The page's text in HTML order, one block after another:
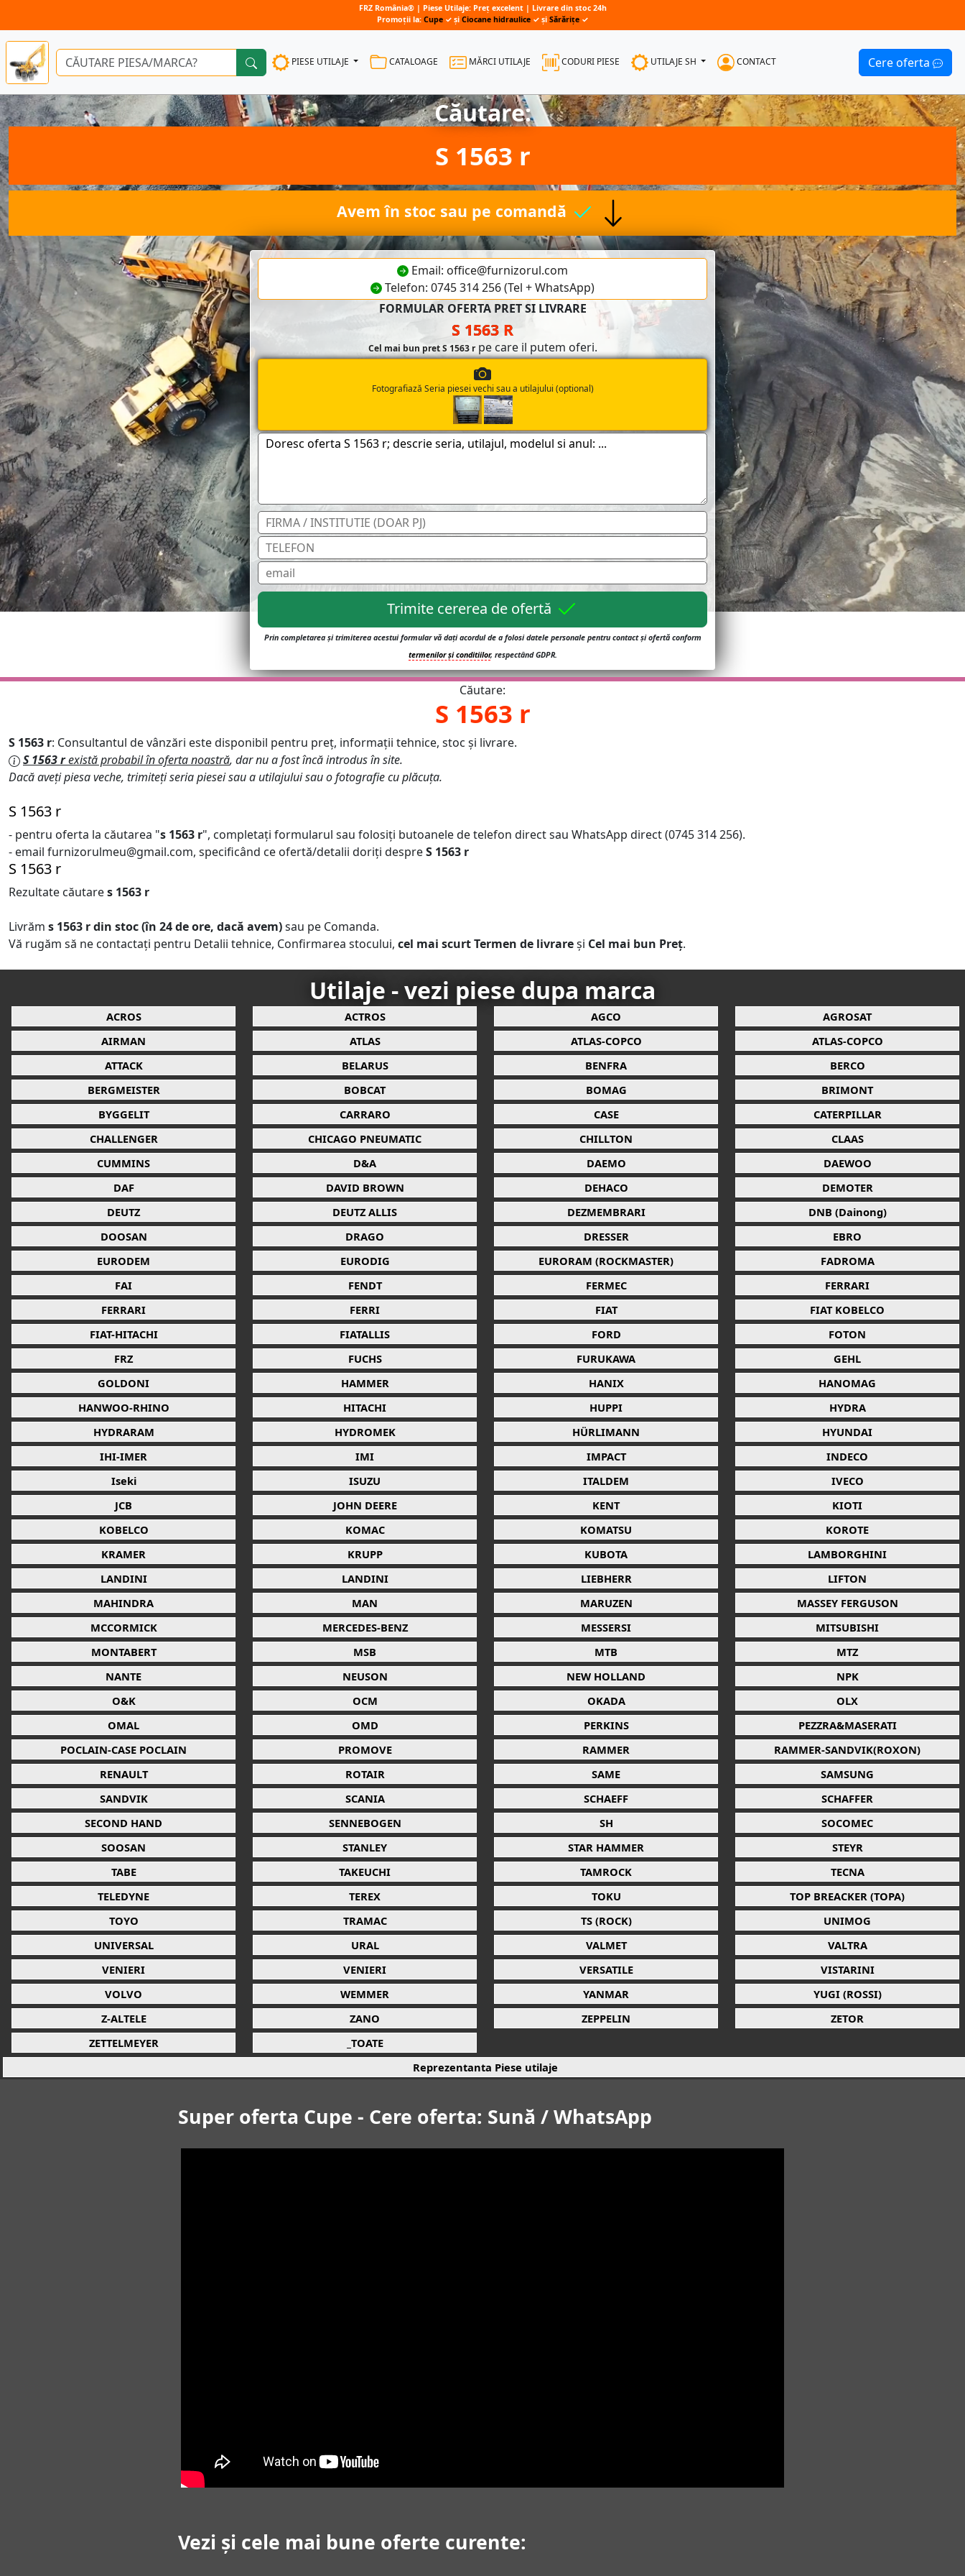
Căutare:
S 1563 r
Avem în stoc sau pe comandă
Email: office@furnizorul.com
Telefon: 0745 314 256 (Tel + WhatsApp)
FORMULAR OFERTA PRET SI LIVRARE
S 1563 R
Cel mai bun pret S 1563 rpe care il putem oferi.
Fotografiază Seria piesei vechi sau a utilajului (optional)
Trimite cererea de ofertă
Prin completarea și trimiterea acestui formular vă dați acordul de a folosi datele personale pentru contact și ofertă conform
termenilor și conditiilor, respectând GDPR.
Căutare:
S 1563 r
S 1563 r: Consultantul de vânzări este disponibil pentru preț, informații tehnice, stoc și livrare.
S 1563 rexistă probabil în oferta noastră, dar nu a fost încă introdus în site.
Dacă aveți piesa veche, trimiteți seria piesei sau a utilajului sau o fotografie cu plăcuța.
S 1563 r
- pentru oferta la căutarea "s 1563 r", completați formularul sau folosiți butoanele de telefon direct sau WhatsApp direct (0745 314 256).
- email furnizorulmeu@gmail.com, specificând ce ofertă/detalii doriți despreS 1563 r
S 1563 r
Rezultate căutares 1563 r
Livrăm s 1563 rdin stoc (în 24 de ore, dacă avem)sau pe Comanda.
Vă rugăm să ne contactați pentru Detalii tehnice, Confirmarea stocului, cel mai scurt Termen de livrareși Cel mai bun Preț.
Utilaje - vezi piese dupa marca
ACROS ACTROS AGCO
AGROSAT
AIRMAN
ATLAS ATLAS-COPCO
ATLAS-COPCO
ATTACK
BELARUS BENFRA
BERCO
BERGMEISTER
BOBCAT BOMAG
BRIMONT
BYGGELIT
CARRARO CASE
CATERPILLAR
CHALLENGER
CHICAGO PNEUMATIC CHILLTON
CLAAS
CUMMINS
D&A DAEMO
DAEWOO
DAF
DAVID BROWN DEHACO
DEMOTER
DEUTZ
DEUTZ ALLIS DEZMEMBRARI
DNB (Dainong)
DOOSAN
DRAGO DRESSER
EBRO
EURODEM
EURODIG EURORAM (ROCKMASTER)
FADROMA
FAI
FENDT FERMEC
FERRARI
FERRARI
FERRI FIAT
FIAT KOBELCO
FIAT-HITACHI
FIATALLIS FORD
FOTON
FRZ
FUCHS FURUKAWA
GEHL
GOLDONI
HAMMER HANIX
HANOMAG
HANWOO-RHINO
HITACHI HUPPI
HYDRA
HYDRARAM
HYDROMEK HÜRLIMANN
HYUNDAI
IHI-IMER
IMI IMPACT
INDECO
Iseki
ISUZU ITALDEM
IVECO
JCB
JOHN DEERE KENT
KIOTI
KOBELCO
KOMAC KOMATSU
KOROTE
KRAMER
KRUPP KUBOTA
LAMBORGHINI
LANDINI
LANDINI LIEBHERR
LIFTON
MAHINDRA
MAN MARUZEN
MASSEY FERGUSON
MCCORMICK
MERCEDES-BENZ MESSERSI
MITSUBISHI
MONTABERT
MSB MTB
MTZ
NANTE
NEUSON NEW HOLLAND
NPK
O&K
OCM OKADA
OLX
OMAL
OMD PERKINS
PEZZRA&MASERATI
POCLAIN-CASE POCLAIN
PROMOVE RAMMER
RAMMER-SANDVIK(ROXON)
RENAULT
ROTAIR SAME
SAMSUNG
SANDVIK
SCANIA SCHAEFF
SCHAFFER
SECOND HAND
SENNEBOGEN SH
SOCOMEC
SOOSAN
STANLEY STAR HAMMER
STEYR
TABE
TAKEUCHI TAMROCK
TECNA
TELEDYNE
TEREX TOKU
TOP BREACKER (TOPA)
TOYO
TRAMAC TS (ROCK)
UNIMOG
UNIVERSAL
URAL VALMET
VALTRA
VENIERI
VENIERI VERSATILE
VISTARINI
VOLVO
WEMMER YANMAR
YUGI (ROSSI)
Z-ALTELE
ZANO ZEPPELIN
ZETOR
ZETTELMEYER
_TOATE
Reprezentanta Piese utilaje
Super oferta Cupe - Cere oferta: Sună / WhatsApp
Vezi și cele mai bune oferte curente:
FRZ România® | Piese Utilaje: Preț excelent | Livrare din stoc 24h
Promoții la: Cupe ✓ și Ciocane hidraulice ✓ și Sărărițe ✓
PIESE UTILAJE CATALOAGE MĂRCI UTILAJE CODURI PIESE UTILAJE SH CONTACT Cere oferta